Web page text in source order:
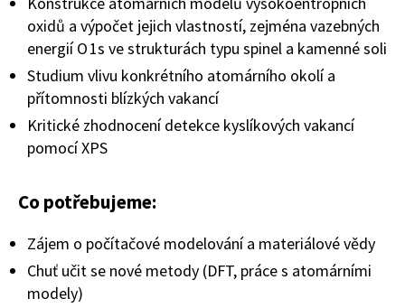
oxidů a výpočet jejich vlastností, zejména vazebných
energií O 1s ve strukturách typu spinel a kamenné soli
Studium vlivu konkrétního atomárního okolí a
přítomnosti blízkých vakancí
Kritické zhodnocení detekce kyslíkových vakancí
pomocí XPS
Co potřebujeme:
Zájem o počítačové modelování a materiálové vědy
Chuť učit se nové metody (DFT, práce s atomárními
modely)